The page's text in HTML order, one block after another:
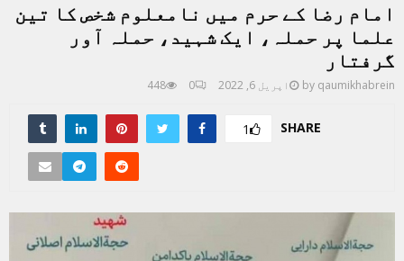
امام رضا کے حرم میں نامعلوم شخص کا تین
علما پر حملہ، ایک شہید، حملہ آور
گرفتار
by qaumikhabrein اپریل 6, 2022 0
448
SHARE
1